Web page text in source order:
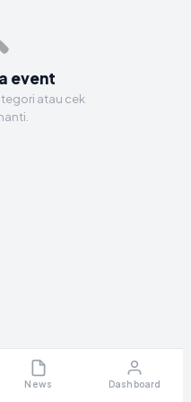
event
atau cek
News Dashboard